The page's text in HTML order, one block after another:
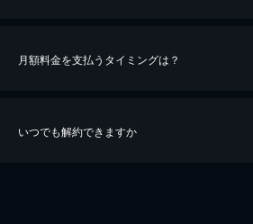
※40％ポイント還元の対象は、クレジットカード決済に
月額料金を支払うタイミングは？
いつでも解約できますか